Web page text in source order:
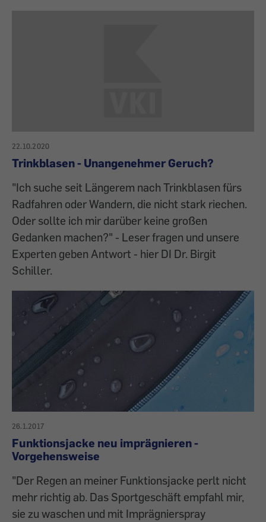
22.10.2020
Trinkblasen - Unangenehmer Geruch?
"Ich suche seit Längerem nach Trinkblasen fürs
Radfahren oder Wandern, die nicht stark riechen.
Oder sollte ich mir darüber keine großen
Gedanken machen?" - Leser fragen und unsere
Experten geben Antwort - hier DI Dr. Birgit
Schiller.
26.1.2017
Funktionsjacke neu imprägnieren -
Vorgehensweise
"Der Regen an meiner Funktionsjacke perlt nicht
mehr richtig ab. Das Sportgeschäft empfahl mir,
sie zu waschen und mit Imprägnierspray